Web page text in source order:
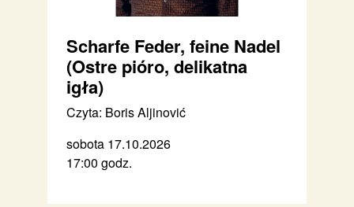
Scharfe Feder, feine Nadel
(Ostre pióro, delikatna
igła)
Czyta: Boris Aljinović
sobota 17.10.2026
17:00 godz.